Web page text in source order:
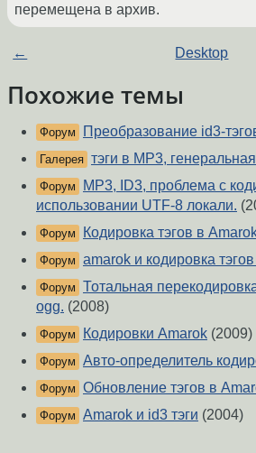
перемещена в архив.
← Desktop
Похожие темы
Форум Преобразование id3-
Галерея тэги в MP3,
Форум
MP3, ID3, проблема с
использовании UTF-8 локали.
Форум Кодировка тэгов в
Форум amarok и кодировка
Форум Тотальная
ogg. (2008)
Форум Кодировки Amarok (2009)
Форум Авто-определитель
Форум Обновление тэгов в
Форум Amarok и id3 тэги (2004)